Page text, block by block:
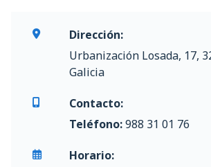
Dirección:
Urbanización Losada, 17,
Galicia
Contacto:
Teléfono:988 31 01 76
Horario: